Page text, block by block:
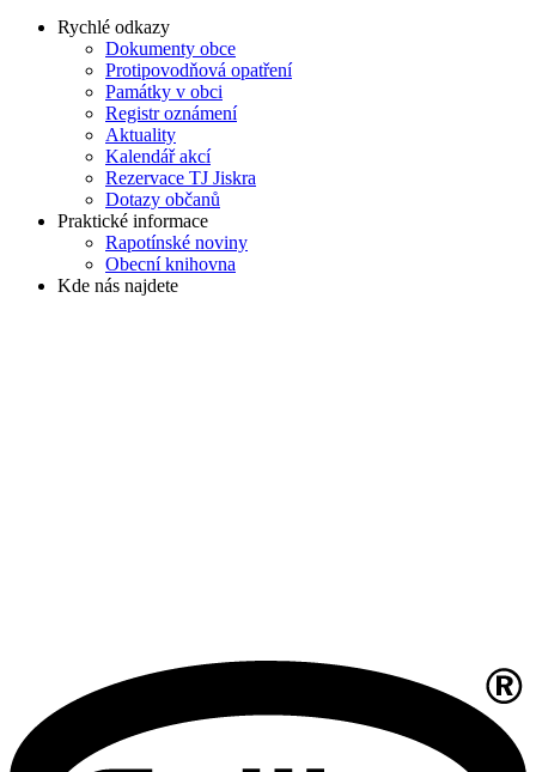
Rychlé odkazy
Dokumenty obce
Protipovodňová opatření
Památky v obci
Registr oznámení
Aktuality
Kalendář akcí
Rezervace TJ Jiskra
Dotazy občanů
Praktické informace
Rapotínské noviny
Obecní knihovna
Kde nás najdete